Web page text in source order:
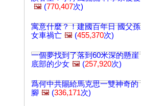
🖼️ (770,407次)
寓意什麼？！建國百年日 國父孫
女車禍亡 🖼️ (455,370次)
一個夢找到了落到60米深的懸崖
底部的少女 🖼️ (257,920次)
爲何中共賜給馬克思一雙神奇的
腳 🖼️ (336,171次)